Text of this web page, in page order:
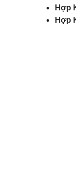
Hợp
Hợp